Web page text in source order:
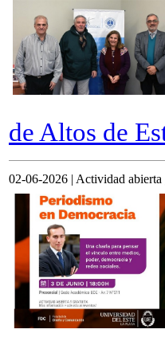
de Altos de
02-06-2026 | Actividad abierta